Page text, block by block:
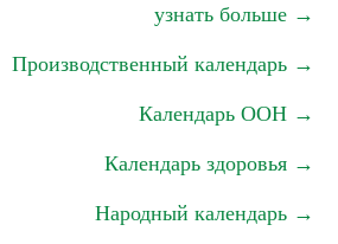
узнать больше →
Производственный календарь →
Календарь ООН →
Календарь здоровья →
Народный календарь →